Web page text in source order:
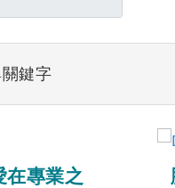
鍵字
在專業之